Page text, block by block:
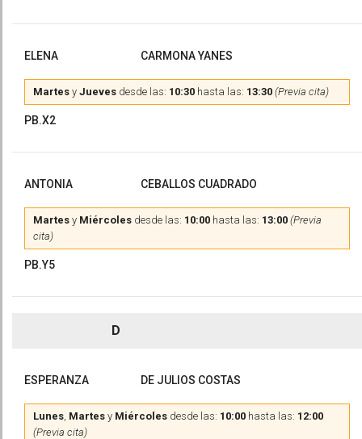
ELENA CARMONA YANES
Martes y Jueves desde las: 10:30 hasta las: 13:30 (Previa cita)
PB.X2
ANTONIA CEBALLOS CUADRADO
Martes y Miércoles desde las: 10:00 hasta las: 13:00 (Previa
cita)
PB.Y5
D
ESPERANZA DE JULIOS COSTAS
Lunes, Martes y Miércoles desde las: 10:00 hasta las: 12:00
(Previa cita)